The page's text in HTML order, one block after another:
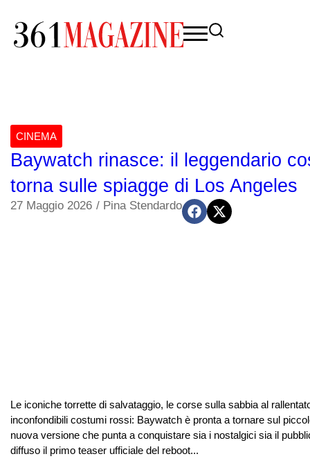
CINEMA
Baywatch rinasce: il leggendario
torna sulle spiagge di Los Angeles
27 Maggio 2026 / Pina Stendardo
Le iconiche torrette di salvataggio, le corse sulla sabbia al
inconfondibili costumi rossi: Baywatch è pronta a tornare sul
nuova versione che punta a conquistare sia i nostalgici sia il
diffuso il primo teaser ufficiale del reboot...